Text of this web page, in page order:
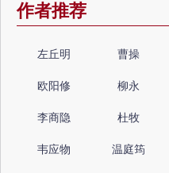
作者推荐
左丘明 曹操
欧阳修 柳永
李商隐 杜牧
韦应物 温庭筠